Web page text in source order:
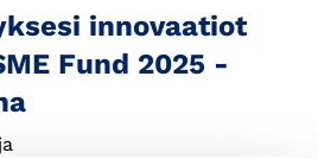
innovaatiot
Fund 2025 -